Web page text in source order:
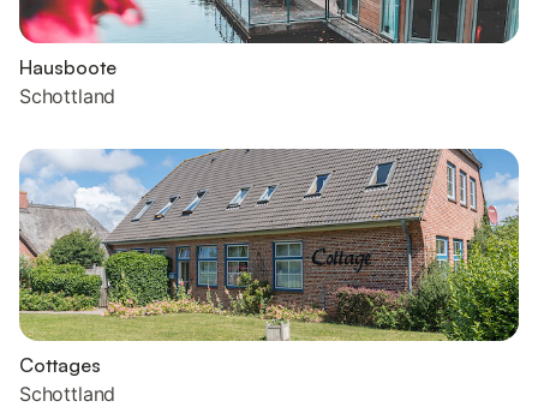
Hausboote
Schottland
Cottages
Schottland